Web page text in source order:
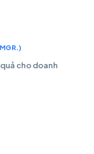
cho doanh